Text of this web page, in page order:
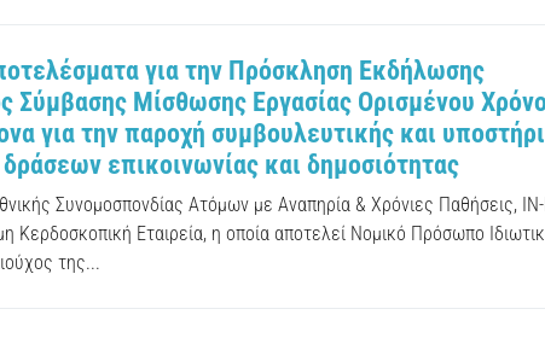
για την Πρόσκληση Εκδήλωσης
Σύμβασης Μίσθωσης Εργασίας Ορισμένου
για την παροχή συμβουλευτικής και
επικοινωνίας και δημοσιότητας
Συνομοσπονδίας Ατόμων με Αναπηρία & Χρόνιες Παθήσεις,
Κερδοσκοπική Εταιρεία, η οποία αποτελεί Νομικό Πρόσωπο
της...